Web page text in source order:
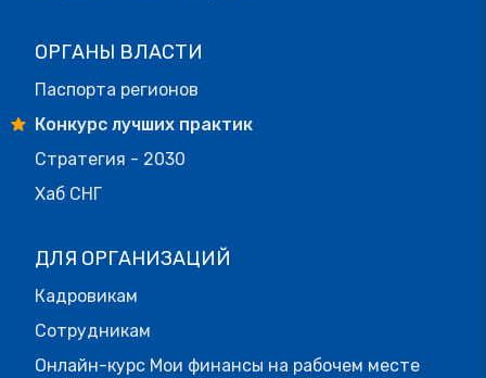
ОРГАНЫ ВЛАСТИ
Паспорта регионов
Конкурс лучших практик
Стратегия - 2030
Хаб СНГ
ДЛЯ ОРГАНИЗАЦИЙ
Кадровикам
Сотрудникам
Онлайн-курс Мои финансы на рабочем месте